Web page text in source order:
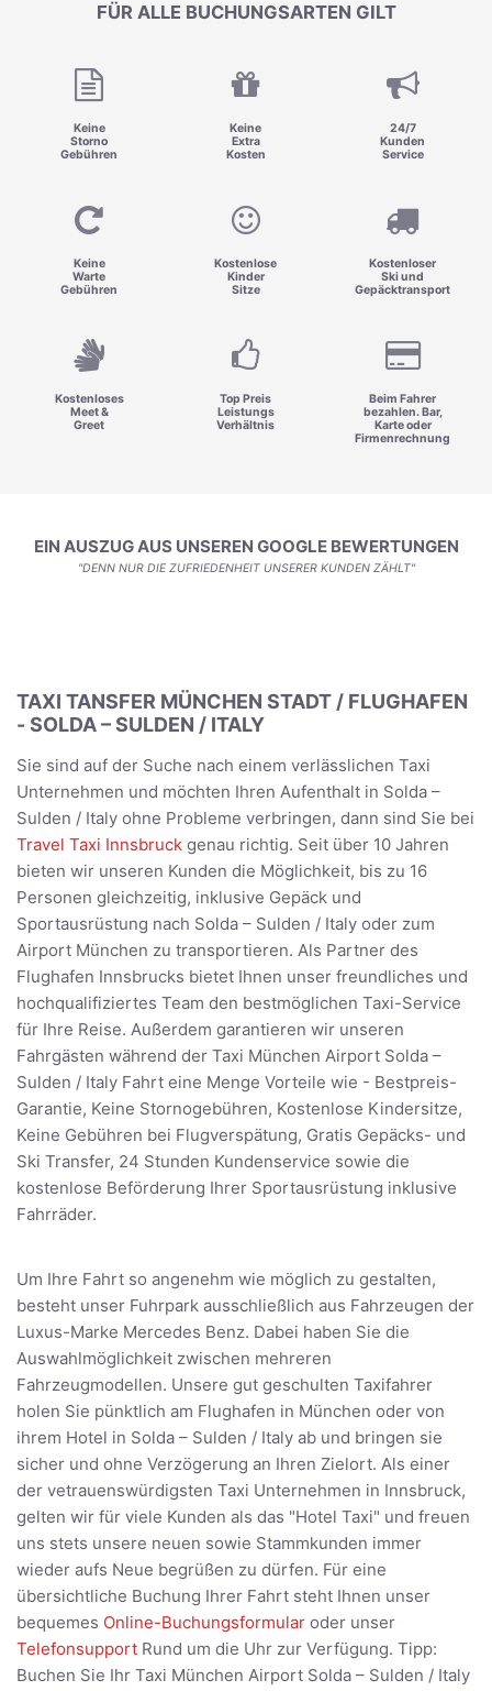
FÜR ALLE BUCHUNGSARTEN GILT
Keine
Storno
Gebühren
Keine
Extra
Kosten
24/7
Kunden
Service
Keine
Warte
Gebühren
Kostenlose
Kinder
Sitze
Kostenloser
Ski und
Gepäcktransport
Kostenloses
Meet &
Greet
Top Preis
Leistungs
Verhältnis
Beim Fahrer
bezahlen. Bar,
Karte oder
Firmenrechnung
EIN AUSZUG AUS UNSEREN GOOGLE BEWERTUNGEN
"DENN NUR DIE ZUFRIEDENHEIT UNSERER KUNDEN ZÄHLT"
TAXI TANSFER MÜNCHEN STADT / FLUGHAFEN
- SOLDA – SULDEN / ITALY
Sie sind auf der Suche nach einem verlässlichen Taxi
Unternehmen und möchten Ihren Aufenthalt in Solda –
Sulden / Italy ohne Probleme verbringen, dann sind Sie bei
Travel Taxi Innsbruck genau richtig. Seit über 10 Jahren
bieten wir unseren Kunden die Möglichkeit, bis zu 16
Personen gleichzeitig, inklusive Gepäck und
Sportausrüstung nach Solda – Sulden / Italy oder zum
Airport München zu transportieren. Als Partner des
Flughafen Innsbrucks bietet Ihnen unser freundliches und
hochqualifiziertes Team den bestmöglichen Taxi-Service
für Ihre Reise. Außerdem garantieren wir unseren
Fahrgästen während der Taxi München Airport Solda –
Sulden / Italy Fahrt eine Menge Vorteile wie - Bestpreis-
Garantie, Keine Stornogebühren, Kostenlose Kindersitze,
Keine Gebühren bei Flugverspätung, Gratis Gepäcks- und
Ski Transfer, 24 Stunden Kundenservice sowie die
kostenlose Beförderung Ihrer Sportausrüstung inklusive
Fahrräder.
Um Ihre Fahrt so angenehm wie möglich zu gestalten,
besteht unser Fuhrpark ausschließlich aus Fahrzeugen der
Luxus-Marke Mercedes Benz. Dabei haben Sie die
Auswahlmöglichkeit zwischen mehreren
Fahrzeugmodellen. Unsere gut geschulten Taxifahrer
holen Sie pünktlich am Flughafen in München oder von
ihrem Hotel in Solda – Sulden / Italy ab und bringen sie
sicher und ohne Verzögerung an Ihren Zielort. Als einer
der vetrauenswürdigsten Taxi Unternehmen in Innsbruck,
gelten wir für viele Kunden als das "Hotel Taxi" und freuen
uns stets unsere neuen sowie Stammkunden immer
wieder aufs Neue begrüßen zu dürfen. Für eine
übersichtliche Buchung Ihrer Fahrt steht Ihnen unser
bequemes Online-Buchungsformular oder unser
Telefonsupport Rund um die Uhr zur Verfügung. Tipp:
Buchen Sie Ihr Taxi München Airport Solda – Sulden / Italy